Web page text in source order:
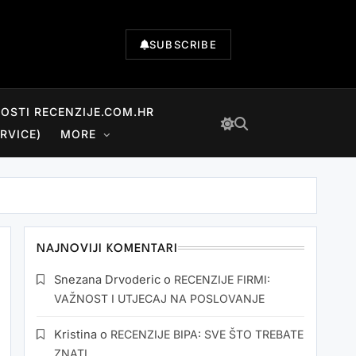
SUBSCRIBE
RECENZIJE.COM.HR
MORE
NAJNOVIJI KOMENTARI
Snezana Drvoderic o RECENZIJE FIRMI:
VAŽNOST I UTJECAJ NA POSLOVANJE
Kristina o RECENZIJE BIPA: SVE ŠTO TREBATE
ZNATI